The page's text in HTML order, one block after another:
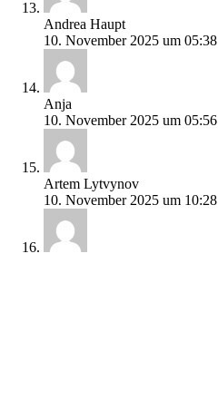
Andrea Haupt
10. November 2025 um 05:38
Anja
10. November 2025 um 05:56
Artem Lytvynov
10. November 2025 um 10:28